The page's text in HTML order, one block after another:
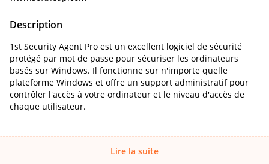
Description
1st Security Agent Pro est un excellent logiciel de sécurité
protégé par mot de passe pour sécuriser les ordinateurs
basés sur Windows. Il fonctionne sur n'importe quelle
plateforme Windows et offre un support administratif pour
contrôler l'accès à votre ordinateur et le niveau d'accès de
chaque utilisateur.
Lire la suite